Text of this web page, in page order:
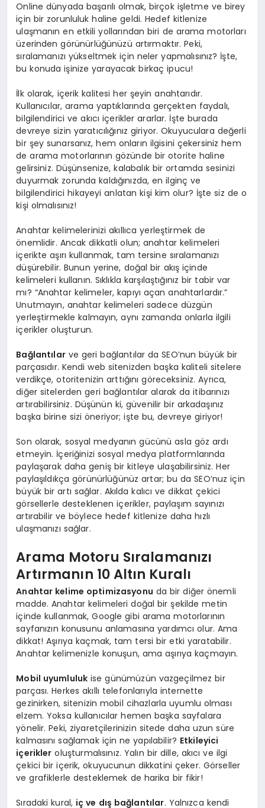
Online dünyada başarılı olmak, birçok işletme ve birey
için bir zorunluluk haline geldi. Hedef kitlenize
ulaşmanın en etkili yollarından biri de arama motorları
üzerinden görünürlüğünüzü artırmaktır. Peki,
sıralamanızı yükseltmek için neler yapmalısınız? İşte,
bu konuda işinize yarayacak birkaç ipucu!
İlk olarak, içerik kalitesi her şeyin anahtarıdır.
Kullanıcılar, arama yaptıklarında gerçekten faydalı,
bilgilendirici ve akıcı içerikler ararlar. İşte burada
devreye sizin yaratıcılığınız giriyor. Okuyuculara değerli
bir şey sunarsanız, hem onların ilgisini çekersiniz hem
de arama motorlarının gözünde bir otorite haline
gelirsiniz. Düşünsenize, kalabalık bir ortamda sesinizi
duyurmak zorunda kaldığınızda, en ilginç ve
bilgilendirici hikayeyi anlatan kişi kim olur? İşte siz de o
kişi olmalısınız!
Anahtar kelimelerinizi akıllıca yerleştirmek de
önemlidir. Ancak dikkatli olun; anahtar kelimeleri
içerikte aşırı kullanmak, tam tersine sıralamanızı
düşürebilir. Bunun yerine, doğal bir akış içinde
kelimeleri kullanın. Sıklıkla karşılaştığınız bir tabir var
mı? “Anahtar kelimeler, kapıyı açan anahtarlardır.”
Unutmayın, anahtar kelimeleri sadece düzgün
yerleştirmekle kalmayın, aynı zamanda onlarla ilgili
içerikler oluşturun.
Bağlantılarve geri bağlantılar da SEO’nun büyük bir
parçasıdır. Kendi web sitenizden başka kaliteli sitelere
verdikçe, otoritenizin arttığını göreceksiniz. Ayrıca,
diğer sitelerden geri bağlantılar alarak da itibarınızı
artırabilirsiniz. Düşünün ki, güvenilir bir arkadaşınız
başka birine sizi öneriyor; işte bu, devreye giriyor!
Son olarak, sosyal medyanın gücünü asla göz ardı
etmeyin. İçeriğinizi sosyal medya platformlarında
paylaşarak daha geniş bir kitleye ulaşabilirsiniz. Her
paylaşıldıkça görünürlüğünüz artar; bu da SEO’nuz için
büyük bir artı sağlar. Akılda kalıcı ve dikkat çekici
görsellerle desteklenen içerikler, paylaşım sayınızı
artırabilir ve böylece hedef kitlenize daha hızlı
ulaşmanızı sağlar.
Arama Motoru Sıralamanızı
Artırmanın 10 Altın Kuralı
Anahtar kelime optimizasyonu da bir diğer önemli
madde. Anahtar kelimeleri doğal bir şekilde metin
içinde kullanmak, Google gibi arama motorlarının
sayfanızın konusunu anlamasına yardımcı olur. Ama
dikkat! Aşırıya kaçmak, tam tersi bir etki yaratabilir.
Anahtar kelimenizle konuşun, ama aşırıya kaçmayın.
Mobil uyumluluk ise günümüzün vazgeçilmez bir
parçası. Herkes akıllı telefonlarıyla internette
gezinirken, sitenizin mobil cihazlarla uyumlu olması
elzem. Yoksa kullanıcılar hemen başka sayfalara
yönelir. Peki, ziyaretçilerinizin sitede daha uzun süre
kalmasını sağlamak için ne yapılabilir? Etkileyici
içerikler oluşturmalısınız. Yalın bir dille, akıcı ve ilgi
çekici bir içerik, okuyucunun dikkatini çeker. Görseller
ve grafiklerle desteklemek de harika bir fikir!
Sıradaki kural, iç ve dış bağlantılar. Yalnızca kendi